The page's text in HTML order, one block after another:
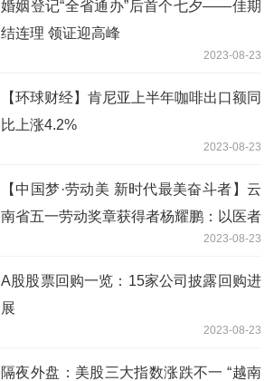
婚姻登记“全省通办”后首个七夕——佳期
结连理 领证迎高峰
2023-08-23
【环球财经】肯尼亚上半年咖啡出口额同
比上涨4.2%
2023-08-23
【中国梦·劳动美 新时代最美奋斗者】云
南省五一劳动奖章获得者杨耀鹏：以医者
2023-08-23
A股股票回购一览：15家公司披露回购进
展
2023-08-23
隔夜外盘：美股三大指数涨跌不一 “越南